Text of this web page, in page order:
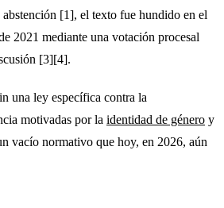
[1], el texto fue hundido en el
2021 mediante una votación procesal
[3][4].
una ley específica contra la
motivadas por la identidad de género y
vacío normativo que hoy, en 2026, aún